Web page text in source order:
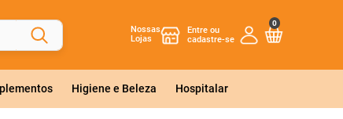
Nossas
Lojas
0
Higiene e Beleza Hospitalar